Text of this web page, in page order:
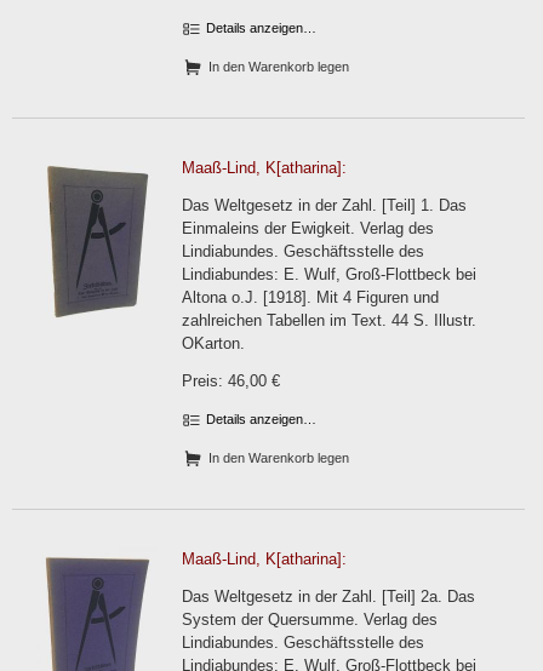
Details anzeigen…
In den Warenkorb legen
Maaß-Lind, K[atharina]:
Das Weltgesetz in der Zahl. [Teil] 1. Das
Einmaleins der Ewigkeit. Verlag des
Lindiabundes. Geschäftsstelle des
Lindiabundes: E. Wulf, Groß-Flottbeck bei
Altona o.J. [1918]. Mit 4 Figuren und
zahlreichen Tabellen im Text. 44 S. Illustr.
OKarton.
Preis: 46,00 €
Details anzeigen…
In den Warenkorb legen
Maaß-Lind, K[atharina]:
Das Weltgesetz in der Zahl. [Teil] 2a. Das
System der Quersumme. Verlag des
Lindiabundes. Geschäftsstelle des
Lindiabundes: E. Wulf, Groß-Flottbeck bei